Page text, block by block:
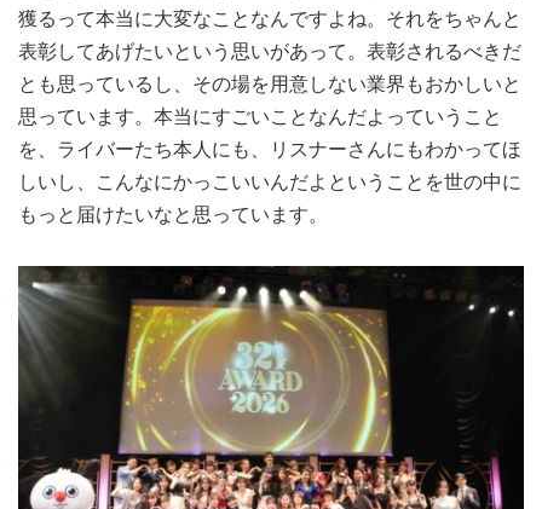
獲るって本当に大変なことなんですよね。それをちゃんと
表彰してあげたいという思いがあって。表彰されるべきだ
とも思っているし、その場を用意しない業界もおかしいと
思っています。本当にすごいことなんだよっていうこと
を、ライバーたち本人にも、リスナーさんにもわかってほ
しいし、こんなにかっこいいんだよということを世の中に
もっと届けたいなと思っています。